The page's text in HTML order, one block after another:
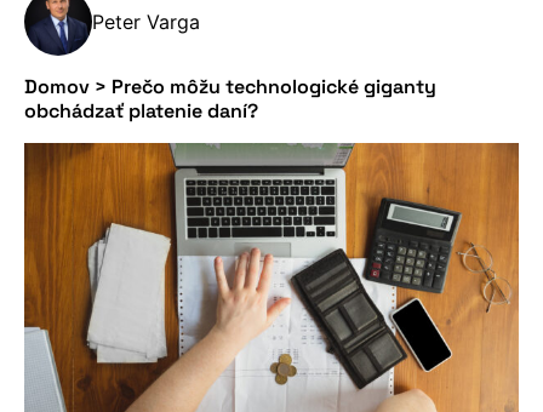
Peter Varga
Domov > Prečo môžu technologické giganty
obchádzať platenie daní?